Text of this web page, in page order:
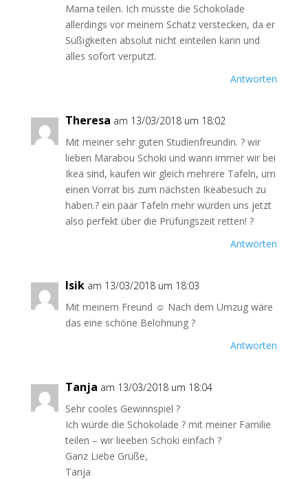
Mama teilen. Ich müsste die Schokolade
allerdings vor meinem Schatz verstecken, da er
Süßigkeiten absolut nicht einteilen kann und
alles sofort verputzt.
Antworten
Theresa am 13/03/2018 um 18:02
Mit meiner sehr guten Studienfreundin. ? wir
lieben Marabou Schoki und wann immer wir bei
Ikea sind, kaufen wir gleich mehrere Tafeln, um
einen Vorrat bis zum nächsten Ikeabesuch zu
haben.? ein paar Tafeln mehr würden uns jetzt
also perfekt über die Prüfungszeit retten! ?
Antworten
Isik am 13/03/2018 um 18:03
Mit meinem Freund ☺️ Nach dem Umzug wäre
das eine schöne Belohnung ?
Antworten
Tanja am 13/03/2018 um 18:04
Sehr cooles Gewinnspiel ?
Ich würde die Schokolade ? mit meiner Familie
teilen – wir lieeben Schoki einfach ?
Ganz Liebe Grüße,
Tanja